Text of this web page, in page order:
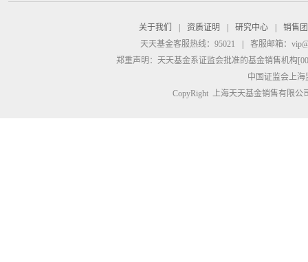
关于我们 资质证明 研究中心
销售
天天基金客服热线：95021
客服邮箱：
郑重声明： 天天基金系证监会批准的基金销售机构
中国证监会上
CopyRight 上海天天基金销售有限